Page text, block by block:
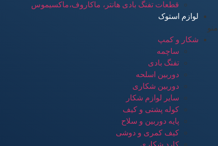
قطعات تفنگ بادی هانتر، ماکاروف،ماکسیموس
لوازم استوک
منو
شکار و کمپ
ساچمه
تفنگ بادی
دوربین اسلحه
دوربین شکاری
سایر لوازم شکار
کوله پشتی و کیف
پایه دوربین و سلاح
کیف کمری و دوشی
کارد شکاری